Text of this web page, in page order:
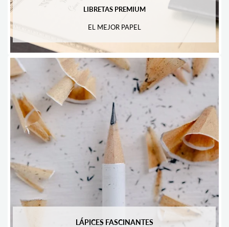
LIBRETAS PREMIUM
EL MEJOR PAPEL
LÁPICES FASCINANTES